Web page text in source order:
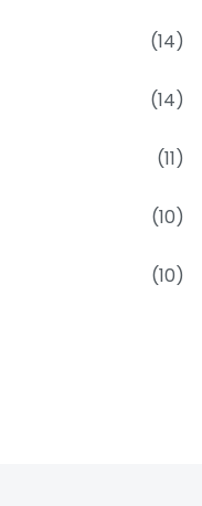
(14)
(14)
(11)
(10)
(10)